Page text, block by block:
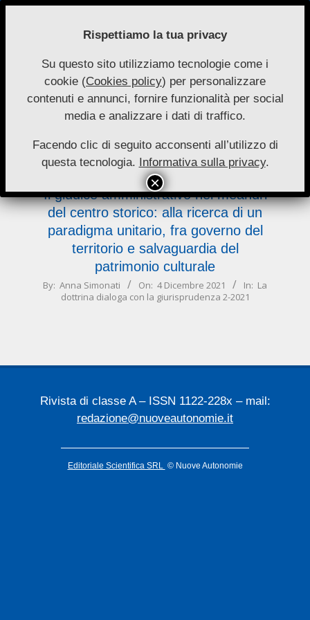
Skip
Nuove
Autonomie
Primary
Navigation
Menu
Il giudice amministrativo nei meandri
del centro storico: alla ricerca di un
paradigma unitario, fra governo del
territorio e salvaguardia del
patrimonio culturale
2021-
By: Anna Simonati On: 4 Dicembre 2021 In: La
dottrina dialoga con la giurisprudenza 2-2021
Rivista di classe A – ISSN 1122-228x – mail:
redazione@nuoveautonomie.it
Editoriale Scientifica SRL © Nuove Autonomie
Rispettiamo la tua privacy
Su questo sito utilizziamo tecnologie come i
cookie (Cookies policy) per personalizzare
contenuti e annunci, fornire funzionalità per social
media e analizzare i dati di traffico.
Facendo clic di seguito acconsenti all’utilizzo di
questa tecnologia. Informativa sulla privacy.